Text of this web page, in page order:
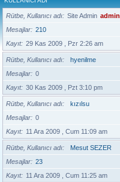
Rütbe, Kullanıcı adı Site Admin admin
Mesajlar
210
Kayıt
29 Kas 2009 , Pzr 2:26 am
Rütbe, Kullanıcı adı
hyenilme
Mesajlar
0
Kayıt
30 Kas 2009 , Pzt 3:10 pm
Rütbe, Kullanıcı adı
kızılsu
Mesajlar
0
Kayıt
11 Ara 2009 , Cum 11:09 am
Rütbe, Kullanıcı adı
Mesut SEZER
Mesajlar
23
Kayıt
11 Ara 2009 , Cum 11:25 am